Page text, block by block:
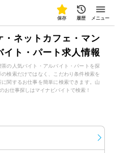
保存 履歴 メニュー
・ネットカフェ・マン
イト・パート求人情報
の人気バイト・アルバイト・パートを探
検索だけではなく、こだわり条件検索を
関するお仕事を簡単に検索できます。山
お仕事探しはマイナビバイトで検索！